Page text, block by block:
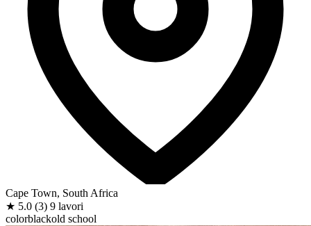
Cape Town, South Africa
★ 5.0 (3) 9 lavori
colorblackold school